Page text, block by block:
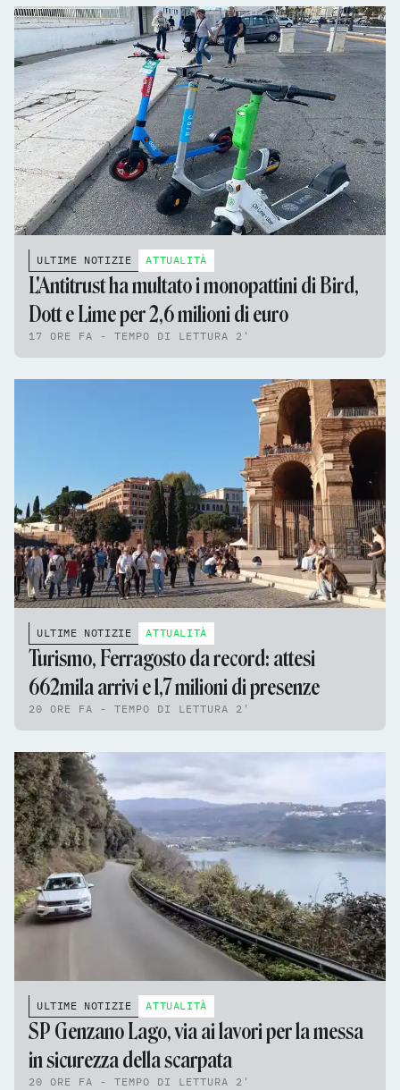
ULTIME NOTIZIE ATTUALITÀ
L'Antitrust ha multato i monopattini di Bird,
Dott e Lime per 2,6 milioni di euro
17 ORE FA - TEMPO DI LETTURA 2'
ULTIME NOTIZIE ATTUALITÀ
Turismo, Ferragosto da record: attesi
662mila arrivi e 1,7 milioni di presenze
20 ORE FA - TEMPO DI LETTURA 2'
ULTIME NOTIZIE ATTUALITÀ
SP Genzano Lago, via ai lavori per la messa
in sicurezza della scarpata
20 ORE FA - TEMPO DI LETTURA 2'